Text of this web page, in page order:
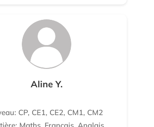
Aline Y.
CP, CE1, CE2, CM1, CM2